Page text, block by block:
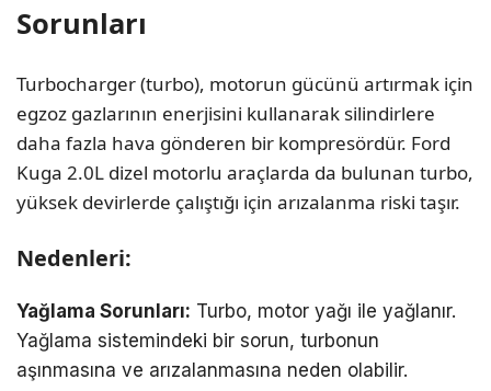
Sorunları
Turbocharger (turbo), motorun gücünü artırmak için
egzoz gazlarının enerjisini kullanarak silindirlere
daha fazla hava gönderen bir kompresördür. Ford
Kuga 2.0L dizel motorlu araçlarda da bulunan turbo,
yüksek devirlerde çalıştığı için arızalanma riski taşır.
Nedenleri:
Yağlama Sorunları: Turbo, motor yağı ile yağlanır.
Yağlama sistemindeki bir sorun, turbonun
aşınmasına ve arızalanmasına neden olabilir.